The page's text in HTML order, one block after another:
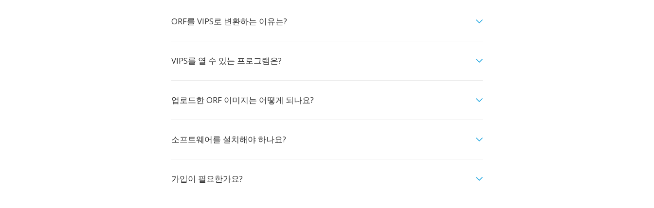
ORF를 VIPS로 변환하는 이유는?
VIPS를 열 수 있는 프로그램은?
업로드한 ORF 이미지는 어떻게 되나요?
소프트웨어를 설치해야 하나요?
가입이 필요한가요?